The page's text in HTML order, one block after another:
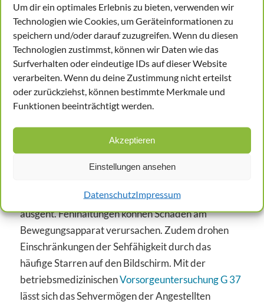
Um dir ein optimales Erlebnis zu bieten, verwenden wir
Technologien wie Cookies, um Geräteinformationen zu
speichern und/oder darauf zuzugreifen. Wenn du diesen
Technologien zustimmst, können wir Daten wie das
Surfverhalten oder eindeutige IDs auf dieser Website
verarbeiten. Wenn du deine Zustimmung nicht erteilst
oder zurückziehst, können bestimmte Merkmale und
Funktionen beeinträchtigt werden.
Akzeptieren
Einstellungen ansehen
DatenschutzImpressum
Unternehmen treffen, die von der
Berufsgenossenschaft in die Gefährdungsgruppe
0,5 eingestuft wurden. Gefahren durch
übermäßigen Lärm, Chemikalien, große Hitze oder
enorme Kälte sind die Arbeitnehmer der
Betriebsstätten in Berlin Mitte eher nicht
ausgesetzt.
Es sind mehrheitlich Bildschirmarbeitsplätze, die
durch eine Fachkraft für Arbeitssicherheit und den
Betriebsarzt begutachtet werden müssen. Eine
durch die überwiegende Arbeit am Computer
ausgeht. Fehlhaltungen können Schäden am
Bewegungsapparat verursachen. Zudem drohen
Einschränkungen der Sehfähigkeit durch das
häufige Starren auf den Bildschirm. Mit der
betriebsmedizinischenVorsorgeuntersuchung G 37
lässt sich das Sehvermögen der Angestellten